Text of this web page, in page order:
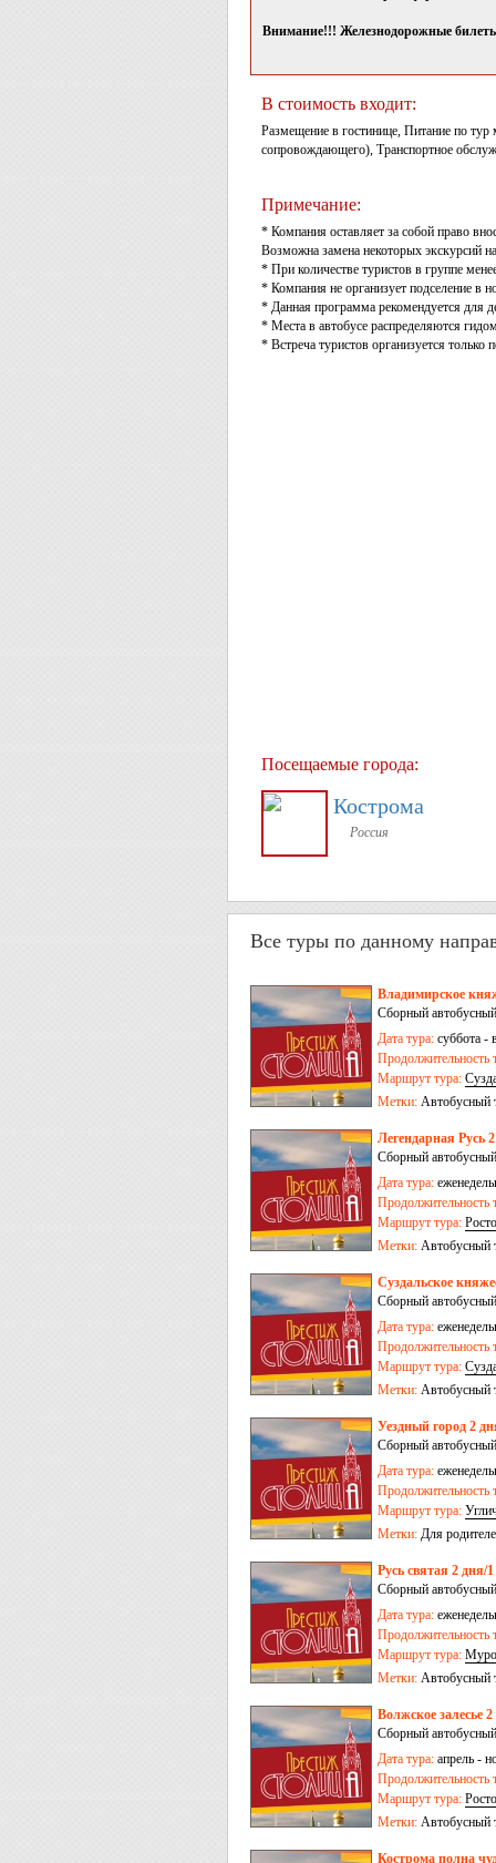
Внимание!!! Железнодорожные
В стоимость входит:
Размещение в гостинице, Питание по
сопровождающего), Транспортное
Примечание:
* Компания оставляет за собой право
Возможна замена некоторых экскурсий
* При количестве туристов в группе
* Компания не организует подселение в
* Данная программа рекомендуется для
* Места в автобусе распределяются
* Встреча туристов организуется только
Посещаемые города:
Кострома
Россия
Все туры по данному
Владимирское
Сборный
Дата тура: суббота -
Продолжительность
Маршрут тура:
Метки: Автобусный
Легендарная Русь
Сборный
Дата тура:
Продолжительность
Маршрут тура:
Метки: Автобусный
Суздальское
Сборный
Дата тура:
Продолжительность
Маршрут тура:
Метки: Автобусный
Уездный город 2
Сборный
Дата тура:
Продолжительность
Маршрут тура:
Метки: Для
Русь святая 2 дня/
Сборный
Дата тура:
Продолжительность
Маршрут тура:
Метки: Автобусный
Волжское залесье
Сборный
Дата тура: апрель -
Продолжительность
Маршрут тура:
Метки: Автобусный
Кострома полна